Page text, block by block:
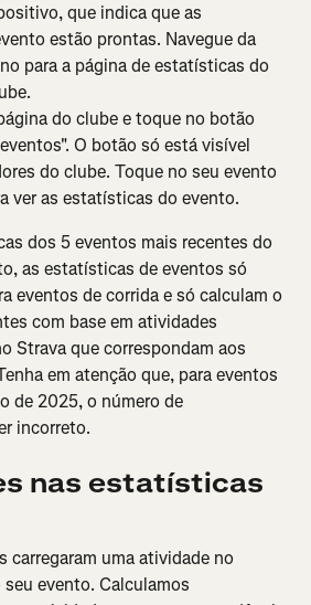
que indica que as
estão prontas. Navegue da
para a página de estatísticas do
do clube e toque no botão
O botão só está visível
do clube. Toque no seu evento
ver as estatísticas do evento.
dos 5 eventos mais recentes do
as estatísticas de eventos só
eventos de corrida e só calculam o
com base em atividades
Strava que correspondam aos
em atenção que, para eventos
de 2025, o número de
incorreto.
nas estatísticas
carregaram uma atividade no
evento. Calculamos